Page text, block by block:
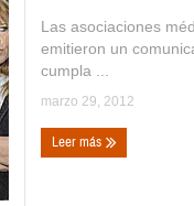
Las asociaciones
emitieron un
cumpla ...
marzo 29, 2012
Leer más